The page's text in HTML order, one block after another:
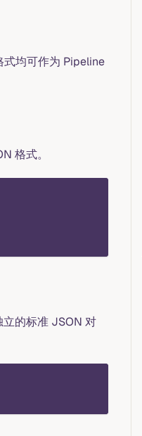
均可作为 Pipeline
格式。
的标准 JSON 对